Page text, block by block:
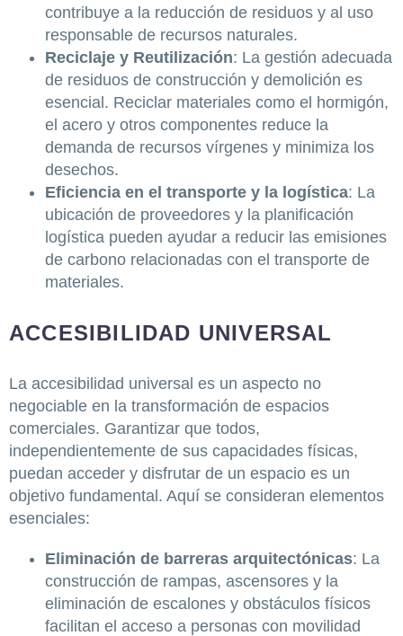
contribuye a la reducción de residuos y al uso
responsable de recursos naturales.
Reciclaje y Reutilización: La gestión adecuada
de residuos de construcción y demolición es
esencial. Reciclar materiales como el hormigón,
el acero y otros componentes reduce la
demanda de recursos vírgenes y minimiza los
desechos.
Eficiencia en el transporte y la logística: La
ubicación de proveedores y la planificación
logística pueden ayudar a reducir las emisiones
de carbono relacionadas con el transporte de
materiales.
ACCESIBILIDAD UNIVERSAL
La accesibilidad universal es un aspecto no
negociable en la transformación de espacios
comerciales. Garantizar que todos,
independientemente de sus capacidades físicas,
puedan acceder y disfrutar de un espacio es un
objetivo fundamental. Aquí se consideran elementos
esenciales:
Eliminación de barreras arquitectónicas: La
construcción de rampas, ascensores y la
eliminación de escalones y obstáculos físicos
facilitan el acceso a personas con movilidad